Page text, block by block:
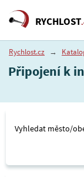
RYCHLOST
Rychlost.cz →
Připojení k
Vyhledat město/